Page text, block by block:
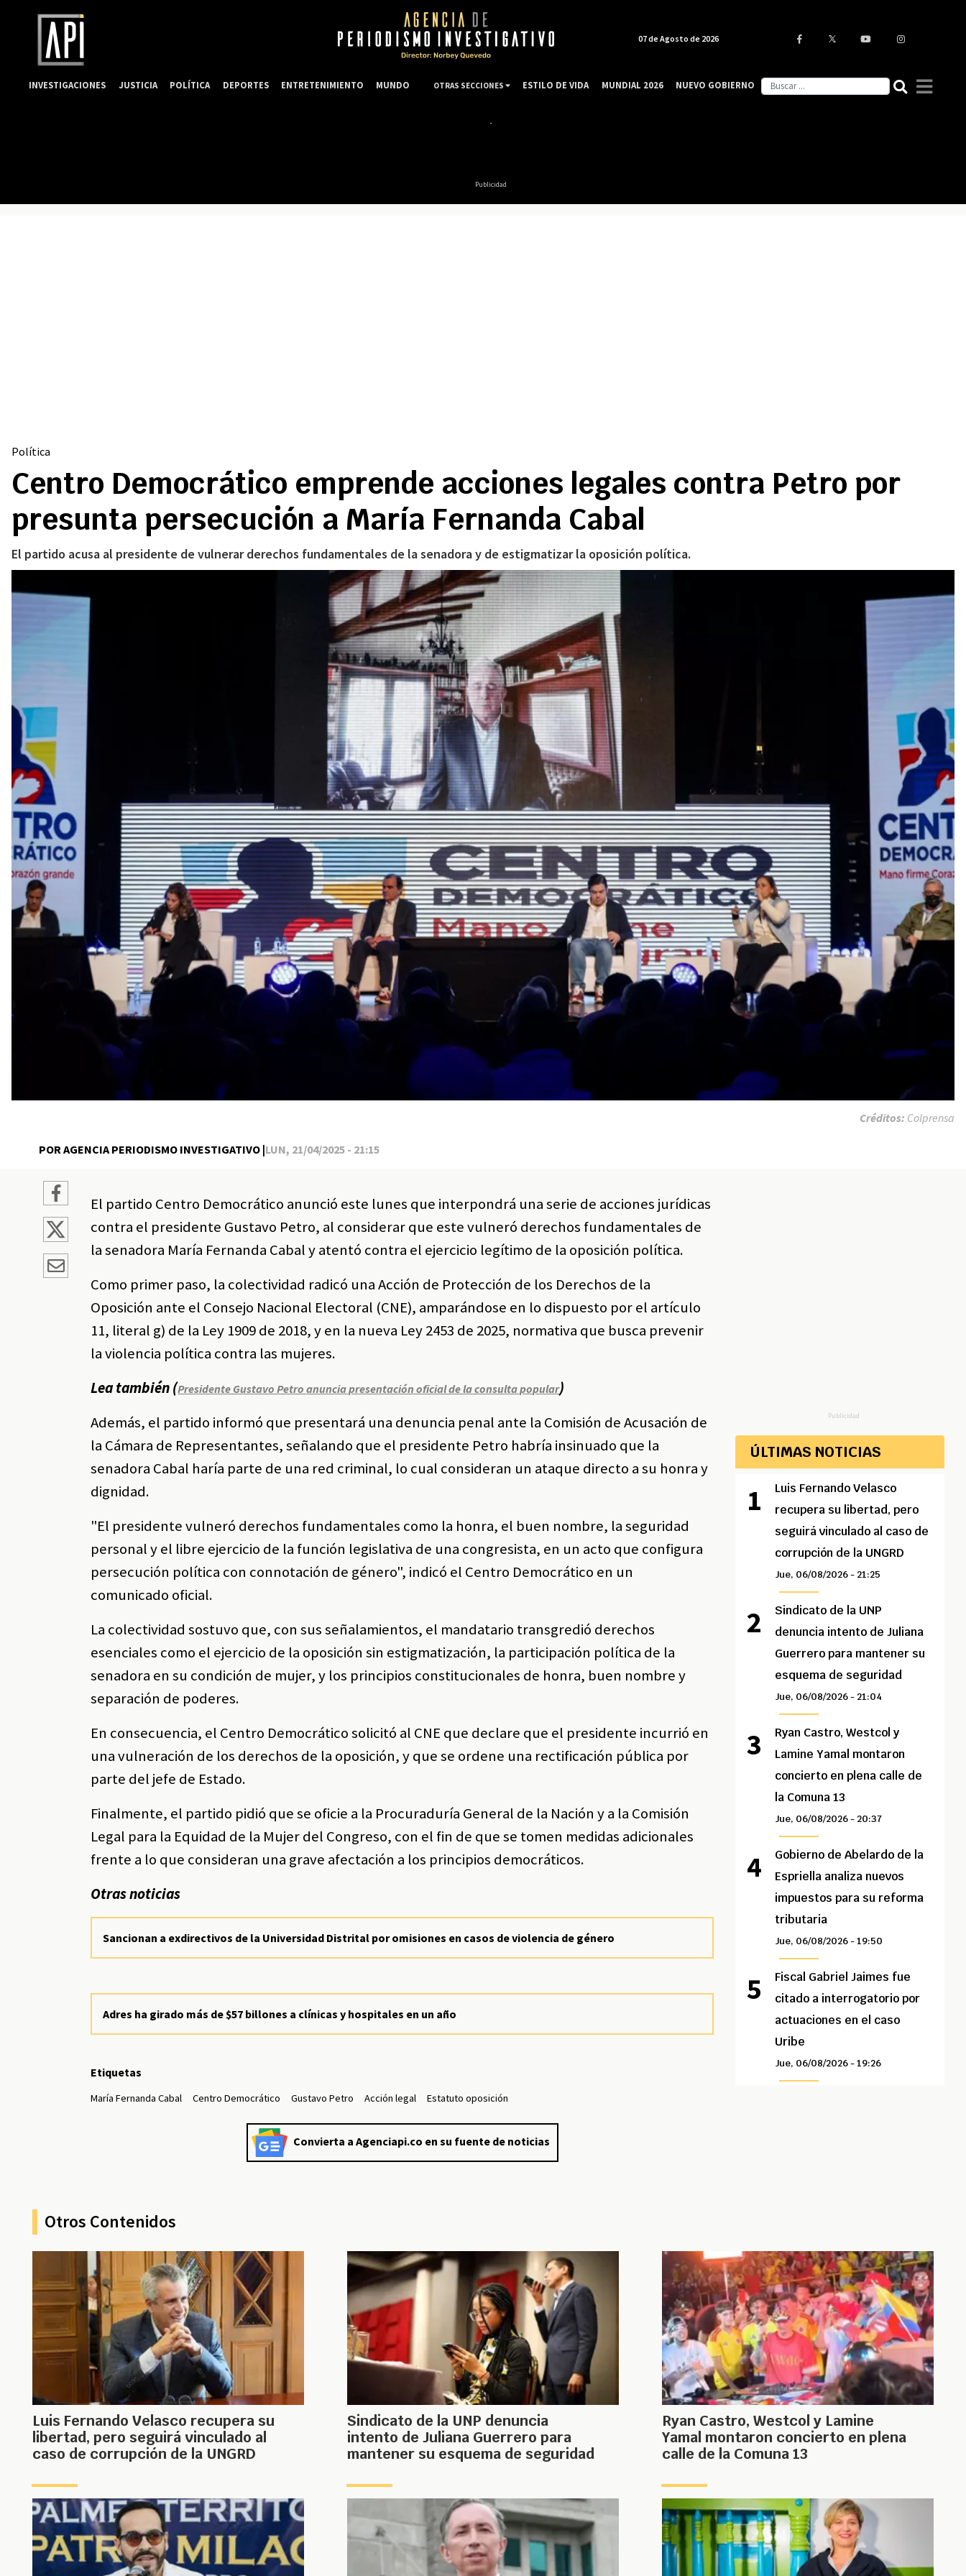
Publicidad
Política
Centro Democrático emprende acciones legales contra Petro por
presunta persecución a María Fernanda Cabal
El partido acusa al presidente de vulnerar derechos fundamentales de la senadora y de estigmatizar la oposición política.
POR AGENCIA PERIODISMO INVESTIGATIVO |LUN, 21/04/2025 - 21:15
Créditos: Colprensa
El partido Centro Democrático anunció este lunes que interpondrá una serie de acciones jurídicas
contra el presidente Gustavo Petro, al considerar que este vulneró derechos fundamentales de
la senadora María Fernanda Cabal y atentó contra el ejercicio legítimo de la oposición política.
Como primer paso, la colectividad radicó una Acción de Protección de los Derechos de la
Oposición ante el Consejo Nacional Electoral (CNE), amparándose en lo dispuesto por el artículo
11, literal g) de la Ley 1909 de 2018, y en la nueva Ley 2453 de 2025, normativa que busca prevenir
la violencia política contra las mujeres.
Lea también (Presidente Gustavo Petro anuncia presentación oficial de la consulta popular)
Además, el partido informó que presentará una denuncia penal ante la Comisión de Acusación de
la Cámara de Representantes, señalando que el presidente Petro habría insinuado que la
senadora Cabal haría parte de una red criminal, lo cual consideran un ataque directo a su honra y
dignidad.
"El presidente vulneró derechos fundamentales como la honra, el buen nombre, la seguridad
personal y el libre ejercicio de la función legislativa de una congresista, en un acto que configura
persecución política con connotación de género", indicó el Centro Democrático en un
comunicado oficial.
La colectividad sostuvo que, con sus señalamientos, el mandatario transgredió derechos
esenciales como el ejercicio de la oposición sin estigmatización, la participación política de la
senadora en su condición de mujer, y los principios constitucionales de honra, buen nombre y
separación de poderes.
En consecuencia, el Centro Democrático solicitó al CNE que declare que el presidente incurrió en
una vulneración de los derechos de la oposición, y que se ordene una rectificación pública por
parte del jefe de Estado.
Finalmente, el partido pidió que se oficie a la Procuraduría General de la Nación y a la Comisión
Legal para la Equidad de la Mujer del Congreso, con el fin de que se tomen medidas adicionales
frente a lo que consideran una grave afectación a los principios democráticos.
Otras noticias
Sancionan a exdirectivos de la Universidad Distrital por omisiones en casos de violencia de género
Adres ha girado más de $57 billones a clínicas y hospitales en un año
Etiquetas
María Fernanda Cabal Centro Democrático Gustavo Petro Acción legal Estatuto oposición
Convierta a Agenciapi.co en su fuente de noticias
Publicidad
ÚLTIMAS NOTICIAS
Luis Fernando Velasco
recupera su libertad, pero
seguirá vinculado al caso de
corrupción de la UNGRD
Jue, 06/08/2026 - 21:25
Sindicato de la UNP
denuncia intento de Juliana
Guerrero para mantener su
esquema de seguridad
Jue, 06/08/2026 - 21:04
Ryan Castro, Westcol y
Lamine Yamal montaron
concierto en plena calle de
la Comuna 13
Jue, 06/08/2026 - 20:37
Gobierno de Abelardo de la
Espriella analiza nuevos
impuestos para su reforma
tributaria
Jue, 06/08/2026 - 19:50
Fiscal Gabriel Jaimes fue
citado a interrogatorio por
actuaciones en el caso
Uribe
Jue, 06/08/2026 - 19:26
Otros Contenidos
Luis Fernando Velasco recupera su
libertad, pero seguirá vinculado al
caso de corrupción de la UNGRD
Sindicato de la UNP denuncia
intento de Juliana Guerrero para
mantener su esquema de seguridad
Ryan Castro, Westcol y Lamine
Yamal montaron concierto en plena
calle de la Comuna 13
07 de Agosto de 2026
INVESTIGACIONES JUSTICIA POLÍTICA DEPORTES ENTRETENIMIENTO MUNDO OTRAS SECCIONES ESTILO DE VIDA MUNDIAL 2026 NUEVO GOBIERNO